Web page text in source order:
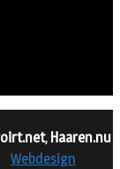
, Haaren.nu
Webdesign